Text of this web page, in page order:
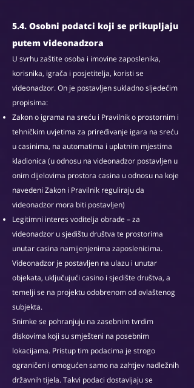
5.4. Osobni podatci koji se prikupljaju
putem videonadzora
U svrhu zaštite osoba i imovine zaposlenika,
korisnika, igrača i posjetitelja, koristi se
videonadzor. On je postavljen sukladno sljedećim
propisima:
Zakon o igrama na sreću i Pravilnik o prostornim i
tehničkim uvjetima za priređivanje igara na sreću
u casinima, na automatima i uplatnim mjestima
kladionica (u odnosu na videonadzor postavljen u
onim dijelovima prostora casina u odnosu na koje
navedeni Zakon i Pravilnik reguliraju da
videonadzor mora biti postavljen)
Legitimni interes voditelja obrade – za
videonadzor u sjedištu društva te prostorima
unutar casina namijenjenima zaposlenicima.
Videonadzor je postavljen na ulazu i unutar
objekata, uključujući casino i sjedište društva, a
temelji se na projektu odobrenom od ovlaštenog
subjekta.
Snimke se pohranjuju na zasebnim tvrdim
diskovima koji su smješteni na posebnim
lokacijama. Pristup tim podacima je strogo
ograničen i omogućen samo na zahtjev nadležnih
državnih tijela. Takvi podaci dostavljaju se